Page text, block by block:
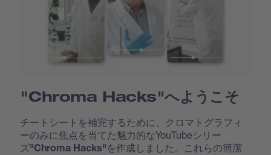
"Chroma Hacks"へようこそ
チートシートを補完するために、クロマトグラフィ
ーのみに焦点を当てた魅力的なYouTubeシリー
ズ"Chroma Hacks"を作成しました。これらの簡潔